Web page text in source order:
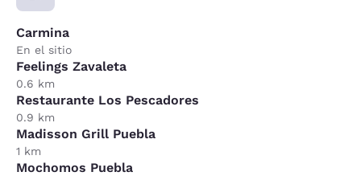
Carmina
En el sitio
Feelings Zavaleta
0.6 km
Restaurante Los Pescadores
0.9 km
Madisson Grill Puebla
1 km
Mochomos Puebla